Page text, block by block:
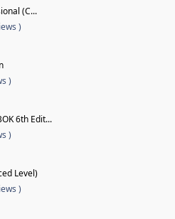
(C...
)
)
6th Edit...
)
Level)
)